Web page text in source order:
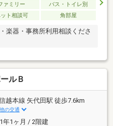
ァミリー
バス・トイレ別
ト相談可 角部屋
楽器・事務所利用相談くださ
ルＢ
越本線 矢代田駅 徒歩7.6km
の交通
年1ヶ月 / 2階建